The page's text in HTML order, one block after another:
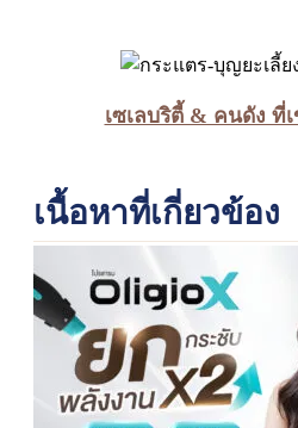
เซเลบริตี้ & คนดัง ที่
เนื้อหาที่เกี่ยวข้อง